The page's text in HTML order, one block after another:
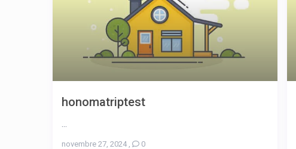
honomatriptest
novembre 27, 2024, 0